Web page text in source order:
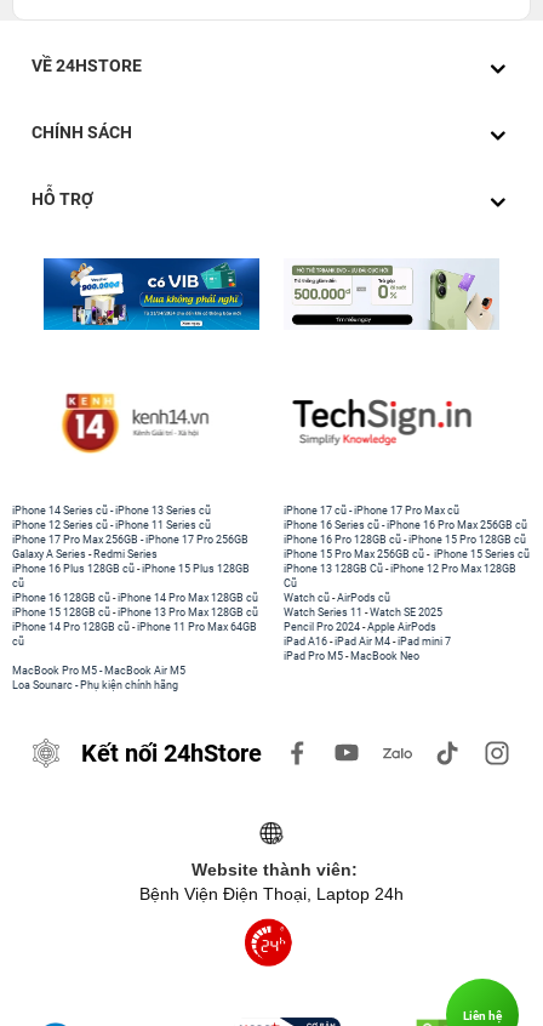
VỀ 24HSTORE
CHÍNH SÁCH
HỖ TRỢ
iPhone 14 Series cũ -iPhone 13 Series cũ
iPhone 12 Series cũ -iPhone 11 Series cũ
iPhone 17 Pro Max 256GB -iPhone 17 Pro 256GB
Galaxy A Series - Redmi Series
iPhone 17 cũ -iPhone 17 Pro Max cũ
iPhone 16 Series cũ - iPhone 16 Pro Max 256GB cũ
iPhone 16 Pro 128GB cũ -iPhone 15 Pro 128GB cũ
iPhone 15 Pro Max 256GB cũ - iPhone 15 Series cũ
iPhone 16 Plus 128GB cũ -iPhone 15 Plus 128GB
cũ
iPhone 16 128GB cũ -iPhone 14 Pro Max 128GB cũ
iPhone 15 128GB cũ -iPhone 13 Pro Max 128GB cũ
iPhone 14 Pro 128GB cũ -iPhone 11 Pro Max 64GB
cũ
iPhone 13 128GB Cũ -iPhone 12 Pro Max 128GB
Cũ
Watch cũ -AirPods cũ
Watch Series 11 -Watch SE 2025
Pencil Pro 2024 -Apple AirPods
iPad A16 -iPad Air M4 -iPad mini 7
iPad Pro M5 - MacBook Neo
MacBook Pro M5 - MacBook Air M5
Loa Sounarc - Phụ kiện chính hãng
Kết nối 24hStore
Website thành viên:
Bệnh Viện Điện Thoại, Laptop 24h
Liên hệ